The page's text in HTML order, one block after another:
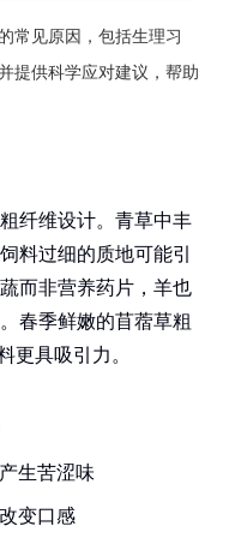
常见原因，包括生理习
提供科学应对建议，帮助
纤维设计。青草中丰
料过细的质地可能引
而非营养药片，羊也
春季鲜嫩的苜蓿草粗
更具吸引力。
生苦涩味
变口感